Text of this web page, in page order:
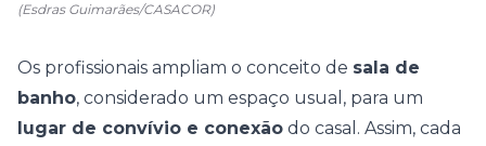
(Esdras Guimarães/CASACOR)
Os profissionais ampliam o conceito de sala de
banho, considerado um espaço usual, para um
lugar de convívio e conexão do casal. Assim, cada